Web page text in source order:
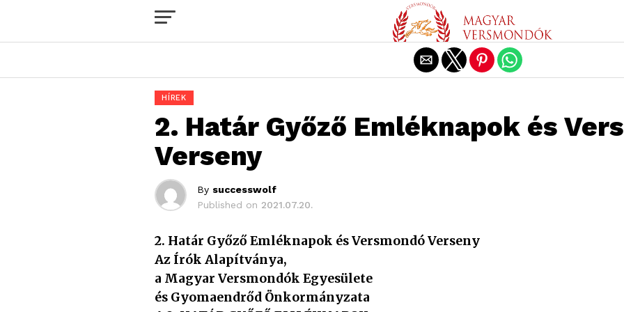
HÍREK
2. Határ Győző Emléknapok és
Verseny
By successwolf
Published on 2021.07.20.
2. Határ Győző Emléknapok és Versmondó Verseny
Az Írók Alapítványa,
a Magyar Versmondók Egyesülete
és Gyomaendrőd Önkormányzata
Exit mobile version